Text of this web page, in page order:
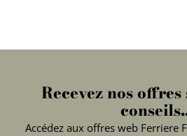
Recevez nos
Accédez aux offres web Ferriere